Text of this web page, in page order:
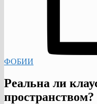
ФОБИИ
Реальна ли
пространством?